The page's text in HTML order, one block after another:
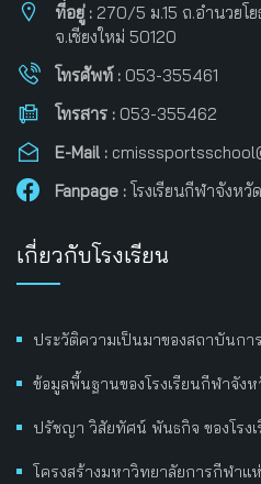
ที่อยู่ : 270/5 ม.15 ถ.อำนวยโ
จ.เชียงใหม่ 50120
โทรศัพท์ : 053-355461
โทรสาร : 053-355462
E-Mail :
Fanpage : โรงเรียนกีฬาจังหวั
เกี่ยวกับโรงเรียน
ประวัติความเป็นมาของสถาบันก
ข้อมูลพื้นฐานของโรงเรียนกีฬาจังห
ปรัชญา วิสัยทัศน์ พันธกิจ ของโรงเ
โครงสร้างมหาวิทยาลัยการกีฬาแ